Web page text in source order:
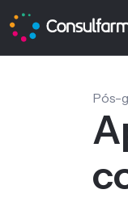
Pós-